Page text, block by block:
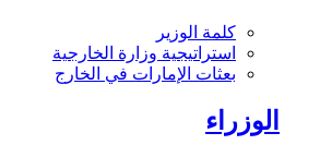
كلمة الوزير
استراتيجية وزارة الخارجية
بعثات الإمارات في الخارج
الوزراء